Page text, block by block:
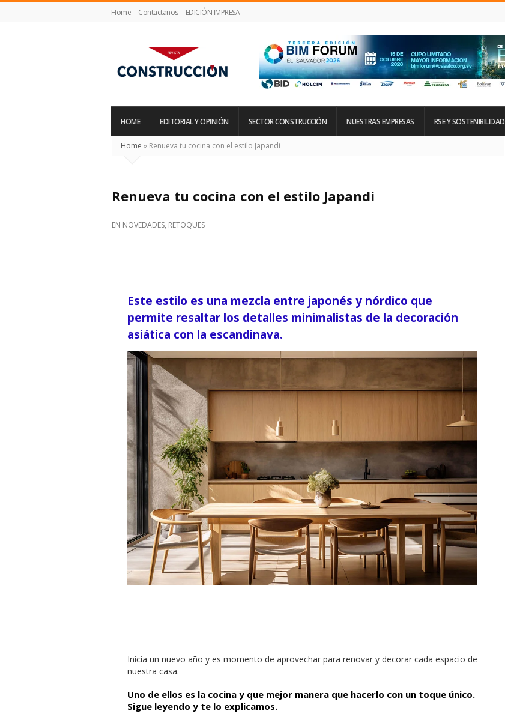
Home Contactanos EDICIÓN IMPRESA
Construcción
HOME EDITORIAL Y OPINIÓN SECTOR CONSTRUCCIÓN NUESTRAS EMPRESAS RSE Y SOSTENIBILIDAD
Home » Renueva tu cocina con el estilo Japandi
Renueva tu cocina con el estilo Japandi
EN NOVEDADES, RETOQUES
Este estilo es una mezcla entre japonés y nórdico que
permite resaltar los detalles minimalistas de la decoración
asiática con la escandinava.
Inicia un nuevo año y es momento de aprovechar para renovar y decorar cada espacio de
nuestra casa.
Uno de ellos es la cocina y que mejor manera que hacerlo con un toque único.
Sigue leyendo y te lo explicamos.